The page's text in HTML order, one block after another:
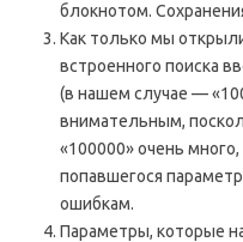
блокнотом.
Как только мы
встроенного поиска
(в нашем случае —
внимательным,
«100000» очень
попавшегося
ошибкам.
Параметры, которые